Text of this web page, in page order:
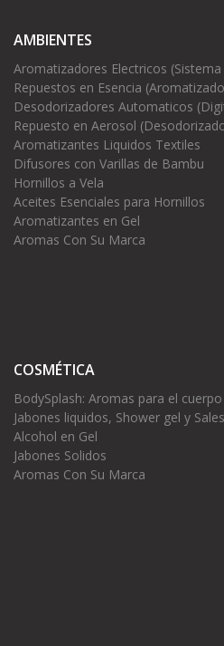
AMBIENTES
Aromatizadores Electricos
Repuestos en Esencia
Desodorizadores Automaticos
Repuesto en Aerosol
Aromatizantes Liquidos Textiles
Difusores con Varillas de Bambu
Hornillos a Vela
Aceites Esenciales para Hornillos
Aromatizantes en Gel
Aromas Con Su Marca
COSMÉTICA
BodySplash: Aromas para el cuerpo
Jabones liquidos, Shower gel y
Alcohol en Gel
Jabones Solidos
Aromas Con Su Marca